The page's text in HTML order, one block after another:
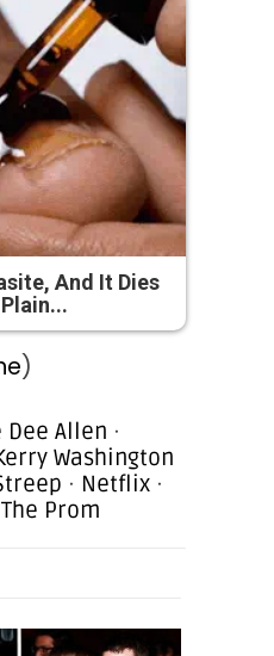
And It Dies
)
Dee Allen ·
Washington
· Netflix ·
The Prom